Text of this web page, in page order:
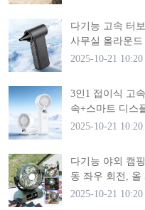
다기능 고속 터
사무실 올라운드
2025-10-21 10:20
3인1 접이식 고
속+스마트 디스
2025-10-21 10:20
다기능 야외 캠
동 좌우 회전, 올
2025-10-21 10:20